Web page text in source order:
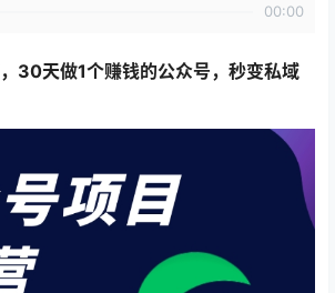
00:00
，30天做1个赚钱的公众号，秒变私域